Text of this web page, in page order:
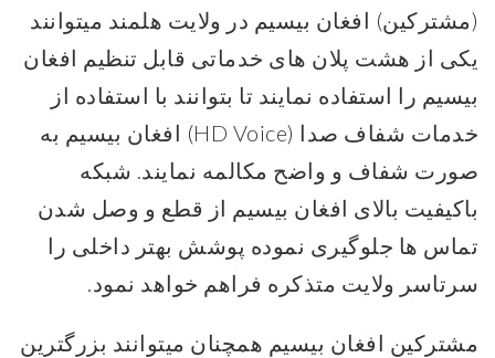
(مشترکین) افغان بیسیم در ولایت هلمند میتوانند
یکی از هشت پلان های خدماتی قابل تنظیم افغان
بیسیم را استفاده نمایند تا بتوانند با استفاده از
خدمات شفاف صدا (HD Voice) افغان بیسیم به
صورت شفاف و واضح مکالمه نمایند. شبکه
باکیفیت بالای افغان بیسیم از قطع و وصل شدن
تماس ها جلوگیری نموده پوشش بهتر داخلی را
سرتاسر ولایت متذکره فراهم خواهد نمود.
مشترکین افغان بیسیم همچنان میتوانند بزرگترین